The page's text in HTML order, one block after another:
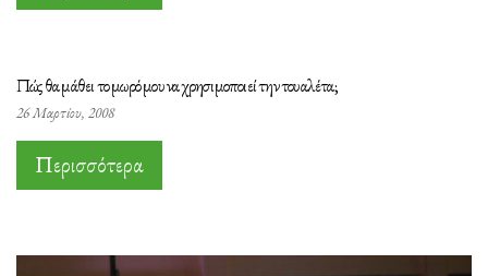
Πώς θα μάθει το μωρό μου να χρησιμοποιεί την τουαλέτα;
26 Μαρτίου, 2008
Περισσότερα